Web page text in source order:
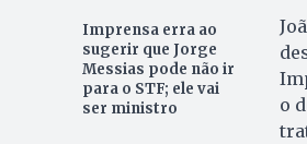
Imprensa erra ao
sugerir que Jorge
Messias pode não ir
para o STF; ele vai
ser ministro
o